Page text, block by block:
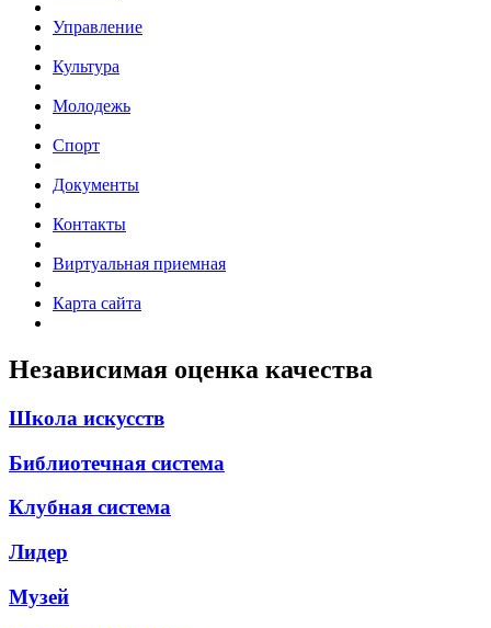
Управление
Культура
Молодежь
Спорт
Документы
Контакты
Виртуальная приемная
Карта сайта
Независимая оценка качества
Школа искусств
Библиотечная система
Клубная система
Лидер
Музей